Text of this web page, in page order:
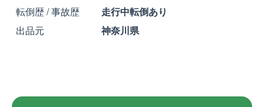
転倒歴 / 事故歴
走行中転倒あり
出品元
神奈川県